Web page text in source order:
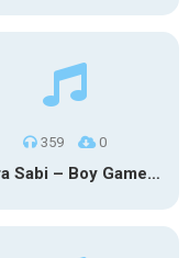
359 0
Terra Sabi – Boy Game X Marcia Cruz